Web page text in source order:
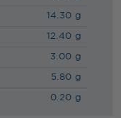
14.30 g
12.40 g
3.00 g
5.80 g
0.20 g